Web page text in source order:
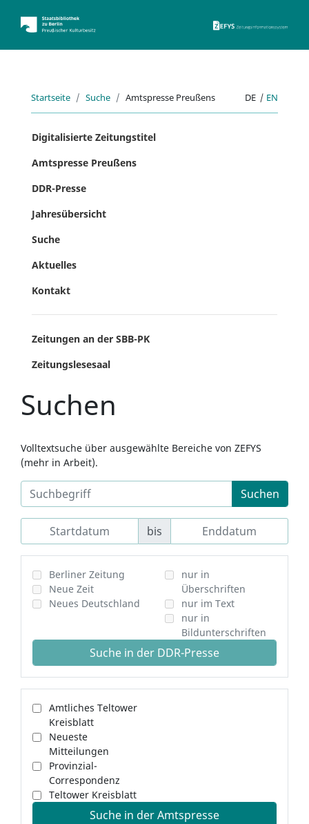
Startseite Suche Amtspresse Preußens DE | EN
Digitalisierte Zeitungstitel
Amtspresse Preußens
DDR-Presse
Jahresübersicht
Suche
Aktuelles
Kontakt
Zeitungen an der SBB-PK
Zeitungslesesaal
Suchen
Volltextsuche über ausgewählte Bereiche von ZEFYS
(mehr in Arbeit).
Suchen
bis
Berliner Zeitung
Neue Zeit
Neues Deutschland
nur in
Überschriften
nur im Text
nur in
Bildunterschriften
Suche in der DDR-Presse
Amtliches Teltower
Kreisblatt
Neueste
Mitteilungen
Provinzial-
Correspondenz
Teltower Kreisblatt
Suche in der Amtspresse